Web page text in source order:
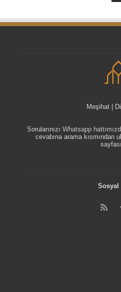
Meşihat |
SorularınızıWhatsapp
cevabına arama kısmından
Sosyal